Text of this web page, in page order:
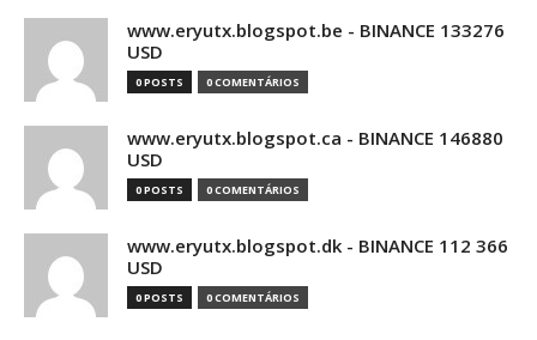
www.eryutx.blogspot.be - BINANCE 133276
USD
0 POSTS 0 COMENTÁRIOS
www.eryutx.blogspot.ca - BINANCE 146880
USD
0 POSTS 0 COMENTÁRIOS
www.eryutx.blogspot.dk - BINANCE 112 366
USD
0 POSTS 0 COMENTÁRIOS